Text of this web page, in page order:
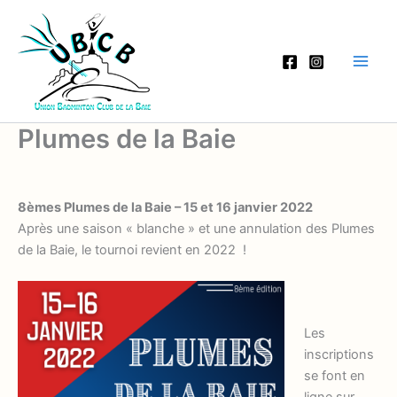
contenu
Plumes de la Baie
8èmes Plumes de la Baie – 15 et 16 janvier 2022
Après une saison « blanche » et une annulation des Plumes
de la Baie, le tournoi revient en 2022 !
Les
inscriptions
se font en